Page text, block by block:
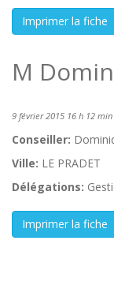
M
9 février 2015 16 h 12 min
Conseiller:
Ville: LE PRADET
Délégations: